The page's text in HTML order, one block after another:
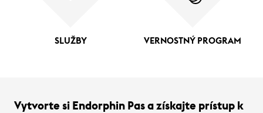
SLUŽBY VERNOSTNÝ PROGRAM
Vytvorte si Endorphin Pas a získajte prístup k